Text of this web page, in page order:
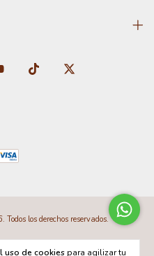
uso de cookies para agilizar tu
los derechos reservados.